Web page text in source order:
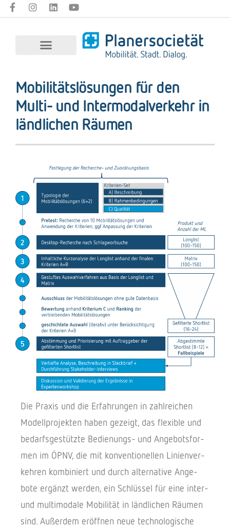
Mobilitätslösungen für den
Multi- und Intermodalverkehr in
ländlichen Räumen
Die Praxis und die Erfah­run­gen in zahl­rei­chen
Modell­pro­jek­ten haben gezeigt, das flexi­ble und
bedarfs­ge­stützte Bedie­nungs- und Ange­bots­for­
men im ÖPNV, die mit konven­tio­nel­len Lini­en­ver­
keh­ren kombi­niert und durch alter­na­tive Ange­
bote ergänzt werden, ein Schlüs­sel für eine inter-
und multi­mo­dale Mobi­li­tät in länd­li­chen Räumen
sind. Außer­dem eröff­nen neue tech­no­lo­gi­sche